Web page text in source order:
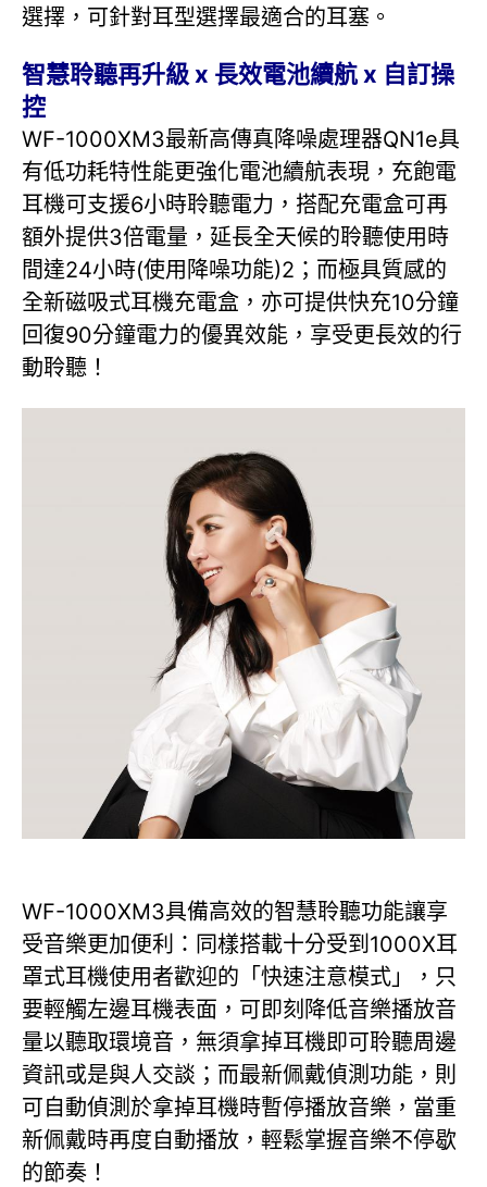
選擇，可針對耳型選擇最適合的耳塞。
智慧聆聽再升級 x 長效電池續航 x 自訂操
控
WF-1000XM3最新高傳真降噪處理器QN1e具
有低功耗特性能更強化電池續航表現，充飽電
耳機可支援6小時聆聽電力，搭配充電盒可再
額外提供3倍電量，延長全天候的聆聽使用時
間達24小時(使用降噪功能)2；而極具質感的
全新磁吸式耳機充電盒，亦可提供快充10分鐘
回復90分鐘電力的優異效能，享受更長效的行
動聆聽！
WF-1000XM3具備高效的智慧聆聽功能讓享
受音樂更加便利：同樣搭載十分受到1000X耳
罩式耳機使用者歡迎的「快速注意模式」，只
要輕觸左邊耳機表面，可即刻降低音樂播放音
量以聽取環境音，無須拿掉耳機即可聆聽周邊
資訊或是與人交談；而最新佩戴偵測功能，則
可自動偵測於拿掉耳機時暫停播放音樂，當重
新佩戴時再度自動播放，輕鬆掌握音樂不停歇
的節奏！